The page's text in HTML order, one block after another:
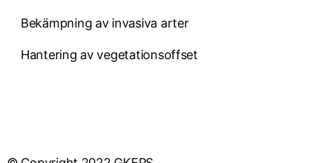
Bekämpning av invasiva arter
Hantering av vegetationsoffset